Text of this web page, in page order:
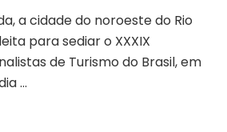
a cidade do noroeste do Rio
para sediar o XXXIX
de Turismo do Brasil, em
…